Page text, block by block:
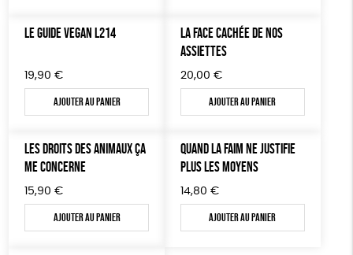
CUISINE / NUTRITION
ESSAIS
LE GUIDE VEGAN L214
19,90 €
Ajouter au panier
LA FACE CACHÉE DE NOS
ASSIETTES
20,00 €
Ajouter au panier
LES DROITS DES ANIMAUX ÇA
ME CONCERNE
15,90 €
Ajouter au panier
QUAND LA FAIM NE JUSTIFIE
PLUS LES MOYENS
14,80 €
Ajouter au panier